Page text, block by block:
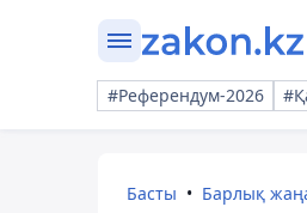
#Референдум-2026
Басты Барлық